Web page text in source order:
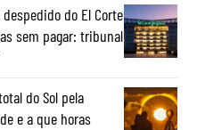
do El Corte
sem pagar: tribunal
do Sol pela
e a que horas